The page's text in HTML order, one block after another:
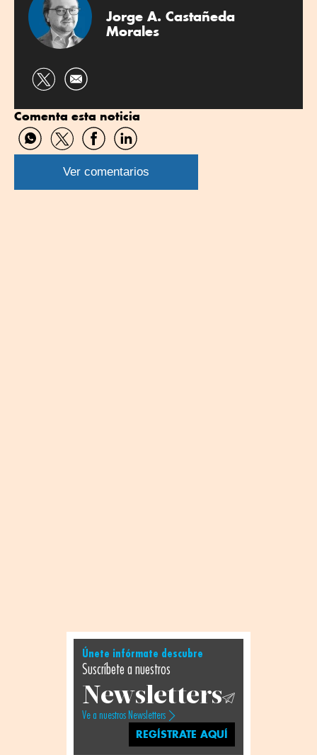
Jorge A. Castañeda
Morales
Compartir
Twitter
Comenta esta noticia
Compartir
por
WhatsApp
Compartir
por
Twitter
Compartir
por
Facebook
Compartir
por
Linkedin
Ver comentarios
Únete infórmate descubre
Suscríbete a nuestros
Newsletters
Ve a nuestros Newsletters
REGÍSTRATE AQUÍ